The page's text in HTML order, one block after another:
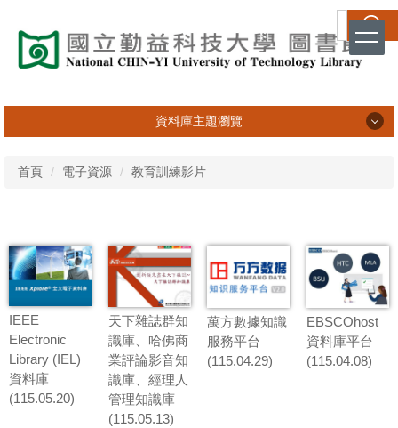
到
要
容
搜尋
資料庫主題瀏覽
資料庫主題瀏覽
綜合學科
科學工程
商學管理
社會科學
人文藝術
首頁 電子資源 教育訓練影片
IEEE
Electronic
Library (IEL)
資料庫
(115.05.20)
天下雜誌群知
識庫、哈佛商
業評論影音知
識庫、經理人
管理知識庫
(115.05.13)
萬方數據知識
服務平台
(115.04.29)
EBSCOhost
資料庫平台
(115.04.08)